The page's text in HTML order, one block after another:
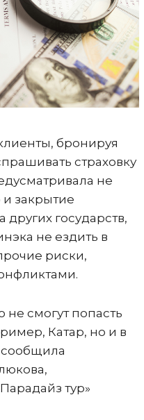
бронируя
страховку
не
и закрытие
государств,
не ездить в
риски,
не смогут попасть
Катар, но и в
сообщила
тур»